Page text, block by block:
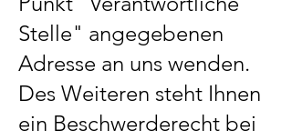
Stelle" angegebenen
Adresse an uns wenden.
Des Weiteren steht Ihnen
ein Beschwerderecht bei